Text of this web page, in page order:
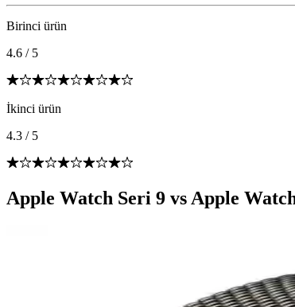
Birinci ürün
4.6 / 5
İkinci ürün
4.3 / 5
Apple Watch Seri 9 vs Apple